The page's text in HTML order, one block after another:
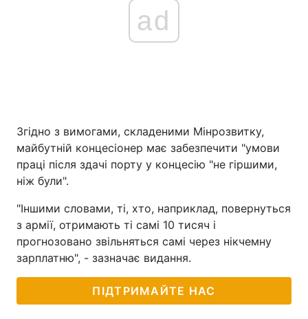
ad
Згідно з вимогами, складеними Мінрозвитку,
майбутній концесіонер має забезпечити "умови
праці після здачі порту у концесію "не гіршими,
ніж були".
"Іншими словами, ті, хто, наприклад, повернуться
з армії, отримають ті самі 10 тисяч і
прогнозовано звільняться самі через нікчемну
зарплатню", - зазначає видання.
ПІДТРИМАЙТЕ НАС